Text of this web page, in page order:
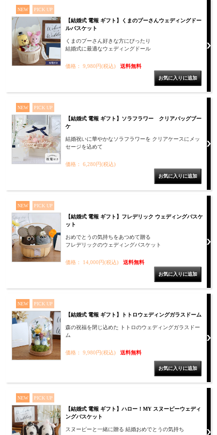
NEW PICK UP
【結婚式 電報 ギフト】くまのプーさんウェディングドー
ルバスケット
くまのプーさん好きな方にぴったり
結婚式に最適なウェディングドール
価格： 9,980円(税込) 送料無料
NEW PICK UP
【結婚式 電報 ギフト】ソラフラワー クリアバッグブー
ケ
結婚祝いに華やかなソラフラワーを クリアケースにメッ
セージを込めて
価格： 6,280円(税込)
NEW PICK UP
【結婚式 電報 ギフト】フレデリック ウェディングバスケ
ット
おめでとうの気持ちをあつめて贈る
フレデリックのウェディングバスケット
価格： 14,000円(税込) 送料無料
NEW PICK UP
【結婚式 電報 ギフト】トトロウェディングガラスドーム
森の祝福を閉じ込めた トトロのウェディングガラスドー
ム
価格： 9,980円(税込) 送料無料
NEW PICK UP
【結婚式 電報 ギフト】ハロー！MY スヌーピーウェディ
ングバスケット
スヌーピーと一緒に贈る 結婚おめでとうの気持ち